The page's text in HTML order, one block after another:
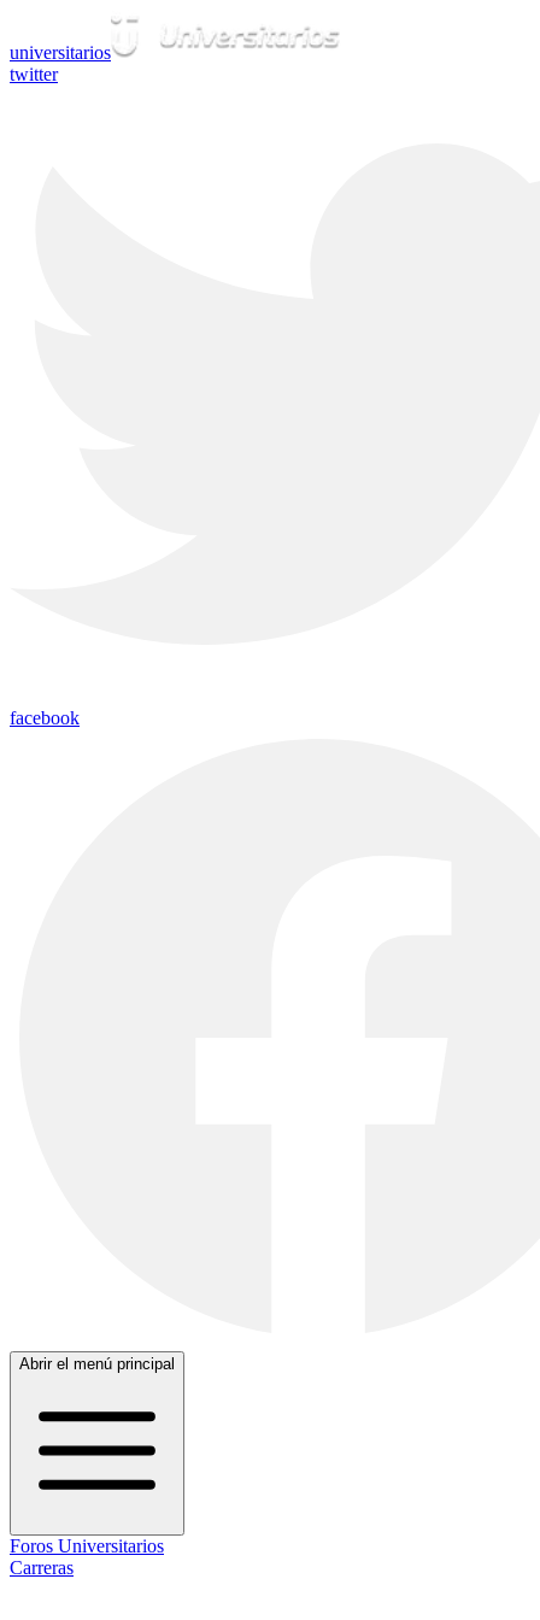
universitarios
twitter
facebook
Abrir el menú principal
Foros Universitarios
Carreras